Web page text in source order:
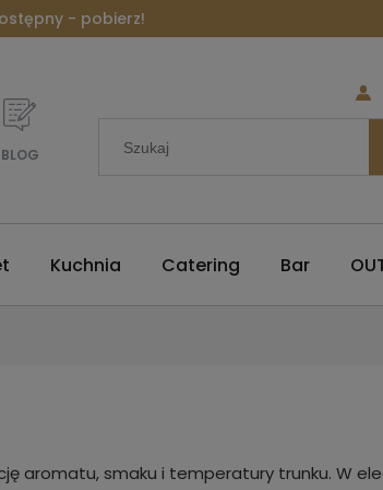
- pobierz!
BLOG
Kuchnia Catering Bar
aromatu, smaku i temperatury trunku. W